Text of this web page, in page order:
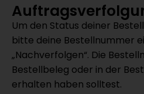
Um den Status deiner
bitte deine Bestellnummer
„Nachverfolgen“. Die
Bestellbeleg oder in der
erhalten haben solltest.